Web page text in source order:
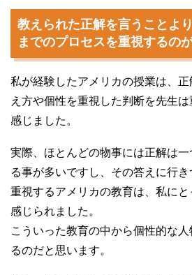
教えられた正解を言うことよ
までのプロセスを重視するの
私が経験したアメリカの授業は、
え方や個性を重視した判断を先生
感じました。
実際、ほとんどの物事には正解は
る事が多いですし、その答えに行
重視するアメリカの教育は、私にと
感じられました。
こういった教育の中から個性的な
るのだと思います。